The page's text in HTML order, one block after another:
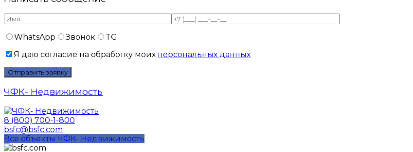
WhatsApp Звонок
TG
Я даю согласие на обработку моих персональных данных
ЧФК- Недвижимость
8 (800) 700-1-800
bsfc@bsfc.com
Все объекты ЧФК- Недвижимость